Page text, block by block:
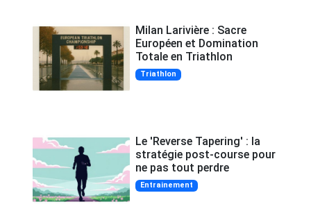
Milan Larivière : Sacre
Européen et Domination
Totale en Triathlon
Triathlon
Le 'Reverse Tapering' : la
stratégie post-course pour
ne pas tout perdre
Entrainement